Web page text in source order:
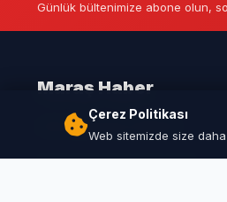
Günlük bültenimize abone olun,
Maraş Haber
Kahramanmaraş Haberleri
Çerez Politikası
Web sitemizde size